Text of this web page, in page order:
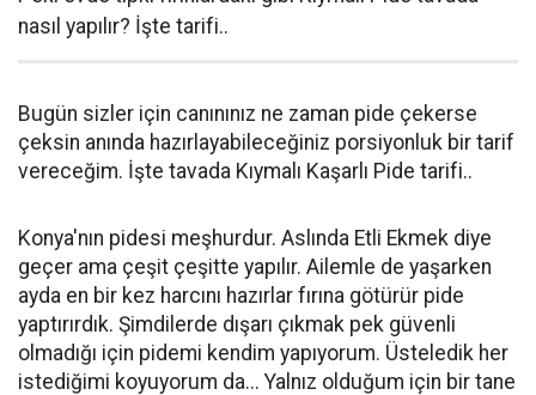
nasıl yapılır? İşte tarifi..
Bugün sizler için canınınız ne zaman pide çekerse
çeksin anında hazırlayabileceğiniz porsiyonluk bir tarif
vereceğim. İşte tavada Kıymalı Kaşarlı Pide tarifi..
Konya'nın pidesi meşhurdur. Aslında Etli Ekmek diye
geçer ama çeşit çeşitte yapılır. Ailemle de yaşarken
ayda en bir kez harcını hazırlar fırına götürür pide
yaptırırdık. Şimdilerde dışarı çıkmak pek güvenli
olmadığı için pidemi kendim yapıyorum. Üsteledik her
istediğimi koyuyorum da... Yalnız olduğum için bir tane